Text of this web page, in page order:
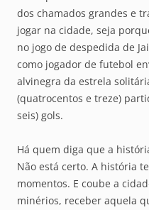
dos chamados grandes e
jogar na cidade, seja
no jogo de despedida de
como jogador de futebol
alvinegra da estrela
(quatrocentos e treze)
seis) gols.
Há quem diga que a
Não está certo. A história
momentos. E coube a
minérios, receber aquela